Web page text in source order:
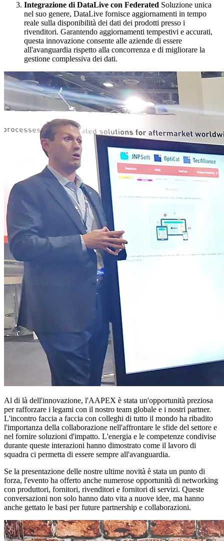
Integrazione di DataLive con Federated Soluzione unica
nel suo genere, DataLive fornisce aggiornamenti in tempo
reale sulla disponibilità dei dati dei prodotti presso i
rivenditori. Garantendo aggiornamenti tempestivi e accurati,
questa innovazione consente alle aziende di essere
all'avanguardia rispetto alla concorrenza e di migliorare la
gestione complessiva dei dati.
Al di là dell'innovazione, l'AAPEX è stata un'opportunità preziosa
per rafforzare i legami con il nostro team globale e i nostri partner.
L'incontro faccia a faccia con colleghi di tutto il mondo ha ribadito
l'importanza della collaborazione nell'affrontare le sfide del settore e
nel fornire soluzioni d'impatto. L'energia e le competenze condivise
durante queste interazioni hanno dimostrato come il lavoro di
squadra ci permetta di essere sempre all'avanguardia.
Se la presentazione delle nostre ultime novità è stata un punto di
forza, l'evento ha offerto anche numerose opportunità di networking
con produttori, fornitori, rivenditori e fornitori di servizi. Queste
conversazioni non solo hanno dato vita a nuove idee, ma hanno
anche gettato le basi per future partnership e collaborazioni.